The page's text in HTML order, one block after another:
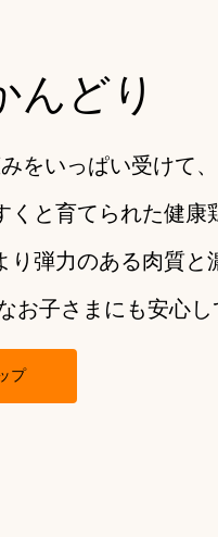
どり
をいっぱい受けて、
と育てられた健康
弾力のある肉質と
子さまにも安心し
プ